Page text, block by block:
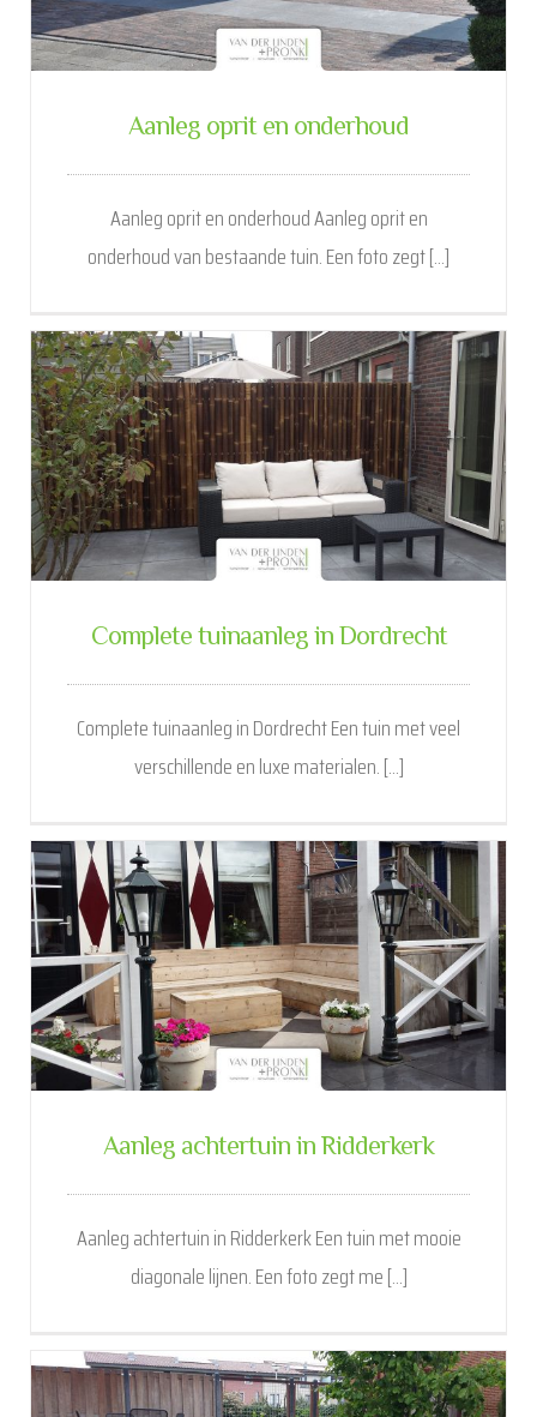
Aanleg oprit en onderhoud
Aanleg oprit en onderhoud Aanleg oprit en
onderhoud van bestaande tuin. Een foto zegt [...]
Complete tuinaanleg in Dordrecht
Complete tuinaanleg in Dordrecht Een tuin met veel
verschillende en luxe materialen. [...]
Aanleg achtertuin in Ridderkerk
Aanleg achtertuin in Ridderkerk Een tuin met mooie
diagonale lijnen. Een foto zegt me [...]